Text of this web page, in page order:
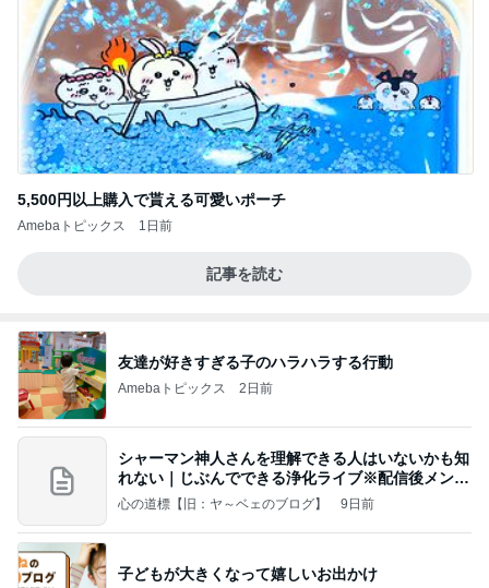
5,500円以上購入で貰える可愛いポーチ
Amebaトピックス 1日前
記事を読む
友達が好きすぎる子のハラハラする行動
Amebaトピックス 2日前
シャーマン神人さんを理解できる人はいないかも知
れない｜じぶんでできる浄化ライブ※配信後メンバ
ー限
心の道標【旧：ヤ～ベェのブログ】 9日前
子どもが大きくなって嬉しいお出かけ